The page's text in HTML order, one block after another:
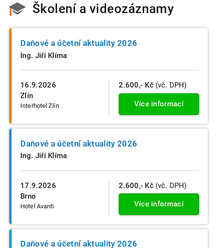
Školení a videozáznamy
16.9.2026
Zlín
Interhotel Zlín
Daňové a účetní aktuality 2026
Ing. Jiří Klíma
2.600,- Kč (vč. DPH)
Více informací
17.9.2026
Brno
Hotel Avanti
Daňové a účetní aktuality 2026
Ing. Jiří Klíma
2.600,- Kč (vč. DPH)
Více informací
Daňové a účetní aktuality 2026